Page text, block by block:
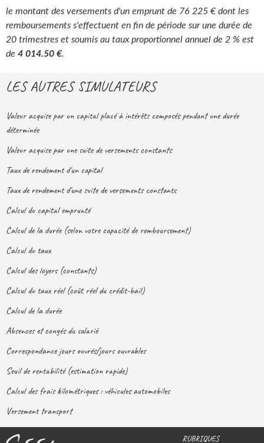
le montant des versements d'un emprunt de 76 225 € dont les
remboursements s'effectuent en fin de période sur une durée de
20 trimestres et soumis au taux proportionnel annuel de 2 % est
de 4 014.50 €.
LES AUTRES SIMULATEURS
Valeur acquise par un capital placé à intérêts composés pendant une durée
déterminée
Valeur acquise par une suite de versements constants
Taux de rendement d'un capital
Taux de rendement d'une suite de versements constants
Calcul du capital emprunté
Calcul de la durée (selon votre capacité de remboursement)
Calcul du taux
Calcul des loyers (constants)
Calcul du taux réel (coût réel du crédit-bail)
Calcul de la durée
Absences et congés du salarié
Correspondance jours ouvrés/jours ouvrables
Seuil de rentabilité (estimation rapide)
Calcul des frais kilométriques : véhicules automobiles
Versement transport
RUBRIQUES